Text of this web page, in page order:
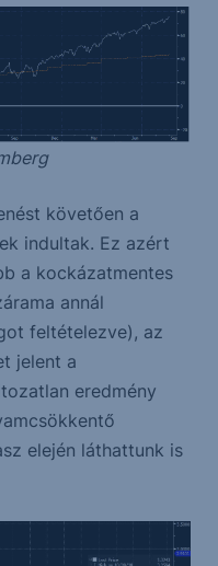
követően a
indultak. Ez azért
a kockázatmentes
annál
feltételezve), az
jelent a
eredmény
elején láthattunk is